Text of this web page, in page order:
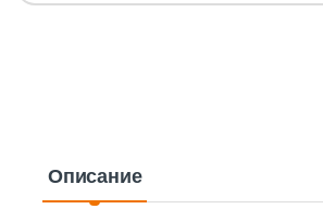
Описание